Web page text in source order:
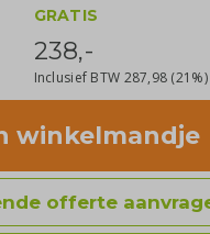
GRATIS
238,-
Inclusief BTW 287,98 (21%)
winkelmandje
offerte